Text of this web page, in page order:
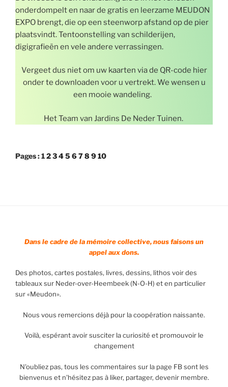
onderdompelt en naar de gratis en leerzame MEUDON
EXPO brengt, die op een steenworp afstand op de pier
plaatsvindt. Tentoonstelling van schilderijen,
digigrafieën en vele andere verrassingen.
Vergeet dus niet om uw kaarten via de QR-code hier
onder te downloaden voor u vertrekt. We wensen u
een mooie wandeling.
Het Team van Jardins De Neder Tuinen.
Pages :12345 678 910
Dans le cadre de la mémoire collective, nous faisons un
appel aux dons.
Des photos, cartes postales, livres, dessins, lithos voir des
tableaux sur Neder-over-Heembeek (N-O-H) et en particulier
sur «Meudon».
Nous vous remercions déjà pour la coopération naissante.
Voilà, espérant avoir susciter la curiosité et promouvoir le
changement
N'oubliez pas, tous les commentaires sur la page FB sont les
bienvenus et n'hésitez pas à liker, partager, devenir membre.